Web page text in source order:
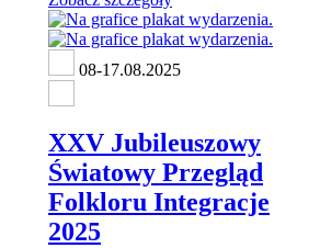
08-17.08.2025
XXV Jubileuszowy
Światowy Przegląd
Folkloru Integracje
2025